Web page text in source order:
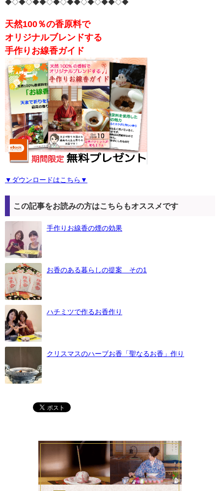
◆◇◆◇◆◆◇◆◇◆◆◇◆◇◆◆◇◆
天然100％の香原料で
オリジナルブレンドする
手作りお線香ガイド
▼ダウンロードはこちら▼
この記事をお読みの方はこちらもオススメです
手作りお線香の煙の効果
お香のある暮らしの提案 その1
ハチミツで作るお香作り
クリスマスのハーブお香「聖なるお香」作り